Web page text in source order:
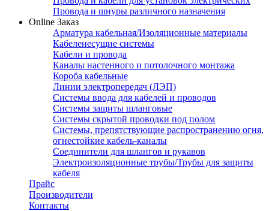
Провода и шнуры различного назначения
Online Заказ
Арматура кабельная/Изоляционные материалы
Кабеленесущие системы
Кабели и провода
Каналы настенного и потолочного монтажа
Короба кабельные
Линии электропередач (ЛЭП)
Системы ввода для кабелей и проводов
Системы защиты шланговые
Системы скрытой проводки под полом
Системы, препятствующие распространению огня,
огнестойкие кабель-каналы
Соединители для шлангов и рукавов
Электроизоляционные трубы/Трубы для защиты
кабеля
Прайс
Производители
Контакты